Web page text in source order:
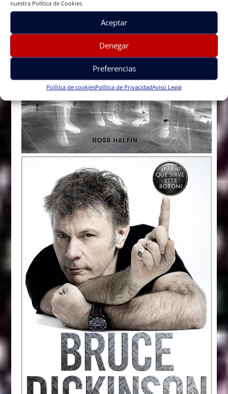
nuestra Política de Cookies.
Aceptar
Denegar
Preferencias
Política de cookiesPolítica de PrivacidadAviso Legal